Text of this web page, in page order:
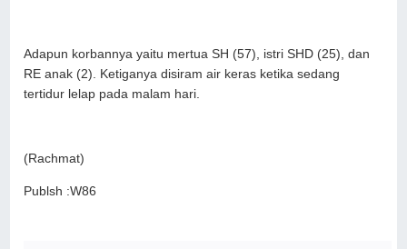
Adapun korbannya yaitu mertua SH (57), istri SHD (25), dan
RE anak (2). Ketiganya disiram air keras ketika sedang
tertidur lelap pada malam hari.
(Rachmat)
Publsh :W86